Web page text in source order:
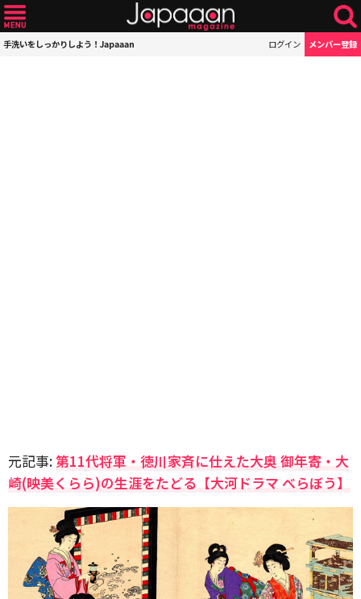
手洗いをしっかりしよう！Japaaan ログイン メンバー登録
元記事:第11代将軍・徳川家斉に仕えた大奥 御年寄・大
崎(映美くらら)の生涯をたどる【大河ドラマ べらぼう】